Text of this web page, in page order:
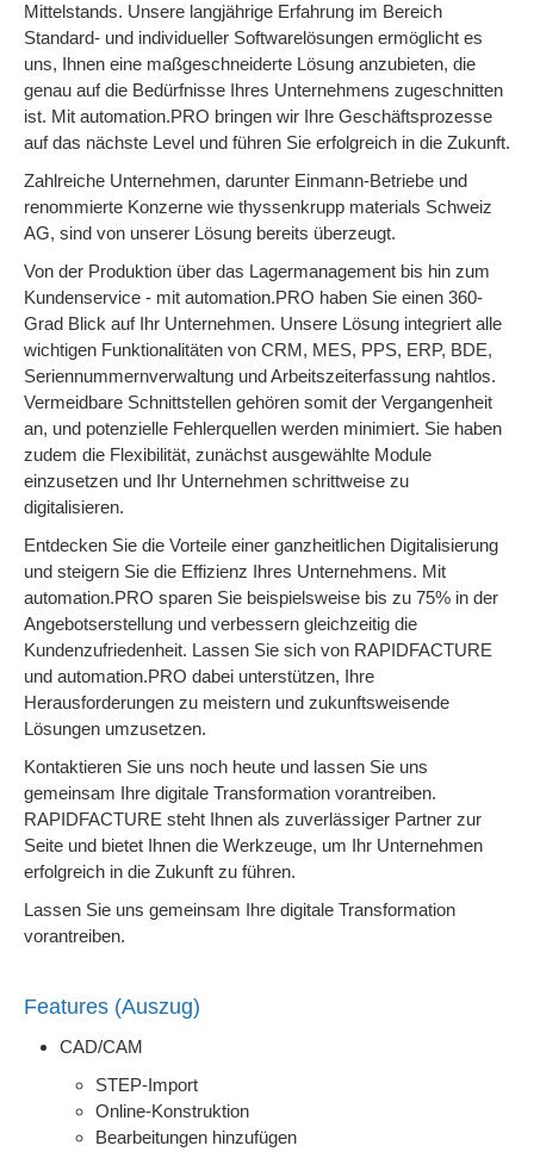
Mittelstands. Unsere langjährige Erfahrung im Bereich
Standard- und individueller Softwarelösungen ermöglicht es
uns, Ihnen eine maßgeschneiderte Lösung anzubieten, die
genau auf die Bedürfnisse Ihres Unternehmens zugeschnitten
ist. Mit automation.PRO bringen wir Ihre Geschäftsprozesse
auf das nächste Level und führen Sie erfolgreich in die Zukunft.
Zahlreiche Unternehmen, darunter Einmann-Betriebe und
renommierte Konzerne wie thyssenkrupp materials Schweiz
AG, sind von unserer Lösung bereits überzeugt.
Von der Produktion über das Lagermanagement bis hin zum
Kundenservice - mit automation.PRO haben Sie einen 360-
Grad Blick auf Ihr Unternehmen. Unsere Lösung integriert alle
wichtigen Funktionalitäten von CRM, MES, PPS, ERP, BDE,
Seriennummernverwaltung und Arbeitszeiterfassung nahtlos.
Vermeidbare Schnittstellen gehören somit der Vergangenheit
an, und potenzielle Fehlerquellen werden minimiert. Sie haben
zudem die Flexibilität, zunächst ausgewählte Module
einzusetzen und Ihr Unternehmen schrittweise zu
digitalisieren.
Entdecken Sie die Vorteile einer ganzheitlichen Digitalisierung
und steigern Sie die Effizienz Ihres Unternehmens. Mit
automation.PRO sparen Sie beispielsweise bis zu 75% in der
Angebotserstellung und verbessern gleichzeitig die
Kundenzufriedenheit. Lassen Sie sich von RAPIDFACTURE
und automation.PRO dabei unterstützen, Ihre
Herausforderungen zu meistern und zukunftsweisende
Lösungen umzusetzen.
Kontaktieren Sie uns noch heute und lassen Sie uns
gemeinsam Ihre digitale Transformation vorantreiben.
RAPIDFACTURE steht Ihnen als zuverlässiger Partner zur
Seite und bietet Ihnen die Werkzeuge, um Ihr Unternehmen
erfolgreich in die Zukunft zu führen.
Lassen Sie uns gemeinsam Ihre digitale Transformation
vorantreiben.
Features (Auszug)
CAD/CAM
STEP-Import
Online-Konstruktion
Bearbeitungen hinzufügen